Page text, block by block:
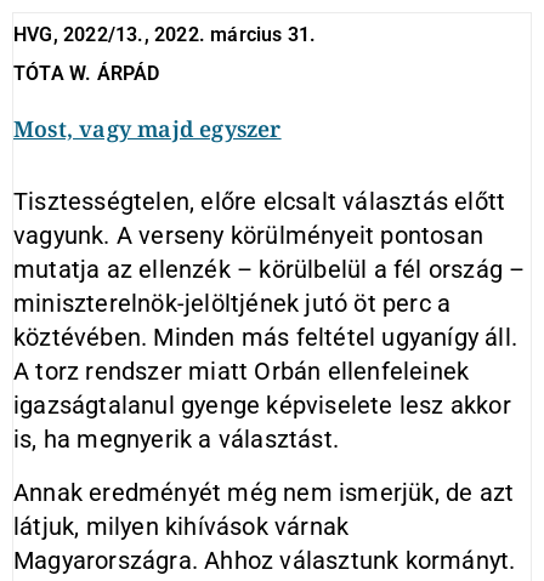
HVG, 2022/13., 2022. március 31.
TÓTA W. ÁRPÁD
Most, vagy majd egyszer
Tisztességtelen, előre elcsalt választás előtt
vagyunk. A verseny körülményeit pontosan
mutatja az ellenzék – körülbelül a fél ország –
miniszterelnök-jelöltjének jutó öt perc a
köztévében. Minden más feltétel ugyanígy áll.
A torz rendszer miatt Orbán ellenfeleinek
igazságtalanul gyenge képviselete lesz akkor
is, ha megnyerik a választást.
Annak eredményét még nem ismerjük, de azt
látjuk, milyen kihívások várnak
Magyarországra. Ahhoz választunk kormányt.